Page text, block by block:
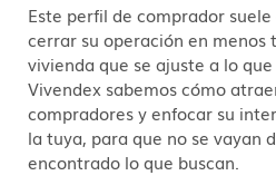
Este perfil de comprador
cerrar su operación en menos
vivienda que se ajuste a lo
Vivendex sabemos cómo
compradores y enfocar su
la tuya, para que no se vayan
encontrado lo que buscan.